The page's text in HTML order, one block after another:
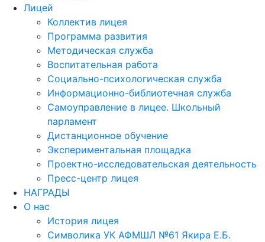
Лицей
Коллектив лицея
Программа развития
Методическая служба
Воспитательная работа
Социально-психологическая служба
Информационно-библиотечная служба
Самоуправление в лицее. Школьный
парламент
Дистанционное обучение
Экспериментальная площадка
Проектно-исследовательская деятельность
Пресс-центр лицея
НАГРАДЫ
О нас
История лицея
Символика УК АФМШЛ №61 Якира Е.Б.